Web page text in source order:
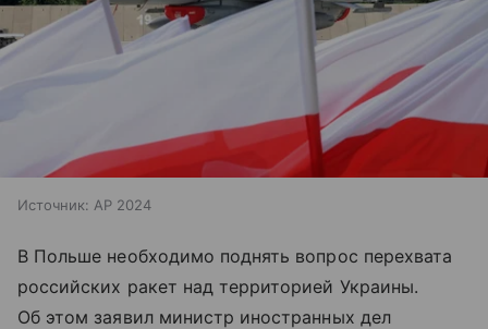
Источник: AP 2024
В Польше необходимо поднять вопрос перехвата
российских ракет над территорией Украины.
Об этом заявил министр иностранных дел